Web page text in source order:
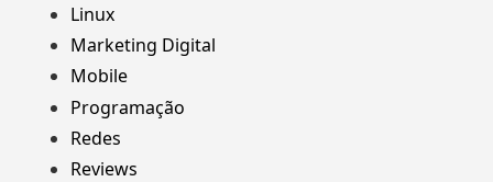
Linux
Marketing Digital
Mobile
Programação
Redes
Reviews